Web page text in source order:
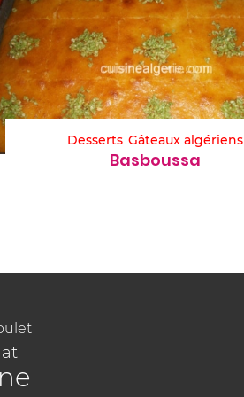
Desserts Gâteaux algériens
Basboussa